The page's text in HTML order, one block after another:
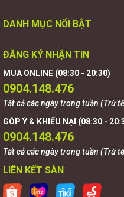
DANH MỤC NỔI BẬT
ĐĂNG KÝ NHẬN TIN
MUA ONLINE (08:30 - 20:30)
0904.148.476
Tất cả các ngày trong tuần (Trừ
GÓP Ý & KHIẾU NẠI (08:30 -
0904.148.476
Tất cả các ngày trong tuần (Trừ
LIÊN KẾT SÀN